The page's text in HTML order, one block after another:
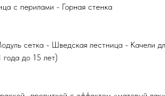
с перилами - Горная стенка
сетка - Шведская лестница - Качели
до 15 лет)